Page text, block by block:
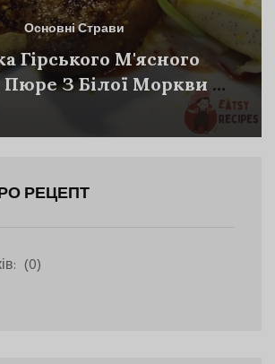
Основні Страви
Гірського М'ясного
Пюре З Білої Моркви Та
Печінки З Соусом
РЕЦЕПТ
(0)